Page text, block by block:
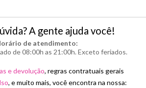
A gente ajuda você!
de atendimento:
de 08:00h as 21:00h. Exceto feriados.
e devolução, regras contratuais gerais
, e muito mais, você encontra na nossa: